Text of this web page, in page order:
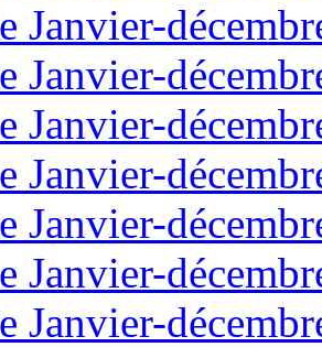
Janvier-
Janvier-
Janvier-
Janvier-
Janvier-
Janvier-
Janvier-